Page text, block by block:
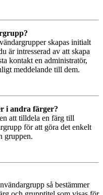
skapas initialt
är intresserad av att skapa
kontakt en administratör,
meddelande till dem.
i andra färger?
att tilldela en färg till
för att göra det enkelt
gruppen.
så bestämmer